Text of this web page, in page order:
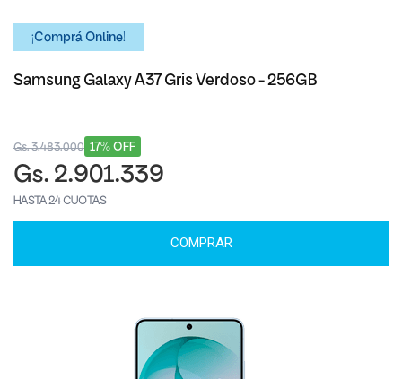
¡Comprá Online!
Samsung Galaxy A37 Gris Verdoso - 256GB
17% OFF
Gs. 3.483.000
Gs. 2.901.339
HASTA 24 CUOTAS
COMPRAR